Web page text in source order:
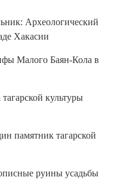
Археологический
Хакасии
Малого Баян-Кола в
культуры
памятник тагарской
руины усадьбы